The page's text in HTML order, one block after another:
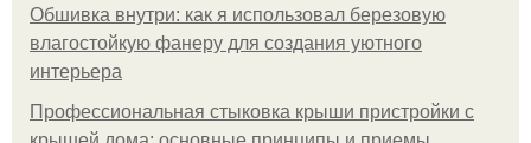
Обшивка внутри: как я использовал березовую
влагостойкую фанеру для создания уютного
интерьера
Профессиональная стыковка крыши пристройки с